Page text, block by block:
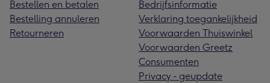
Bestellen en betalen
Bestelling annuleren
Retourneren
Bedrijfsinformatie
Verklaring toegankelijkheid
Voorwaarden Thuiswinkel
Voorwaarden Greetz
Consumenten
Privacy - geupdate